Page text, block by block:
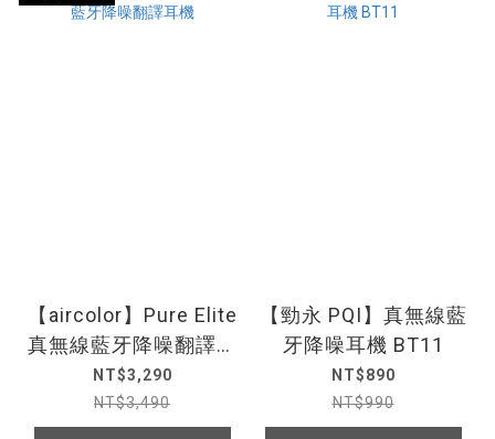
【aircolor】Pure Elite
真無線藍牙降噪翻譯耳
機
NT$3,290
NT$3,490
【勁永 PQI】真無線藍
牙降噪耳機 BT11
NT$890
NT$990